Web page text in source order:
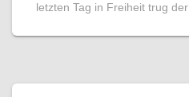
letzten Tag in Freiheit trug der